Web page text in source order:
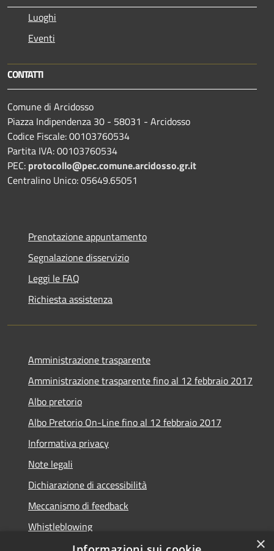
Luoghi
Eventi
CONTATTI
Comune di Arcidosso
Piazza Indipendenza 30 - 58031 - Arcidosso
Codice Fiscale: 00103760534
Partita IVA: 00103760534
PEC: protocollo@pec.comune.arcidosso.gr.it
Centralino Unico: 05649.65051
Prenotazione appuntamento
Segnalazione disservizio
Leggi le FAQ
Richiesta assistenza
Amministrazione trasparente
Amministrazione trasparente fino al 12 febbraio 2017
Albo pretorio
Albo Pretorio On-Line fino al 12 febbraio 2017
Informativa privacy
Note legali
Dichiarazione di accessibilità
Meccanismo di feedback
Whistleblowing
×